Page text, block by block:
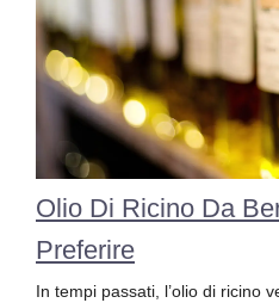
Olio Di Ricino Da
Preferire
In tempi passati, l’olio di ricino